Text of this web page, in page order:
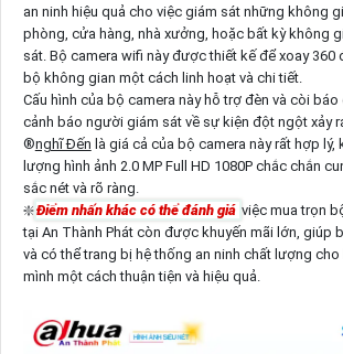
an ninh hiệu quả cho việc giám sát những không
phòng, cửa hàng, nhà xưởng, hoặc bất kỳ không
sát. Bộ camera wifi này được thiết kế để xoay 360
bộ không gian một cách linh hoạt và chi tiết.
Cấu hình của bộ camera này hỗ trợ đèn và còi
cảnh báo người giám sát về sự kiện đột ngột xảy
®️nghĩ Đến là giá cả của bộ camera này rất hợp
lượng hình ảnh 2.0 MP Full HD 1080P chắc chắn
sắc nét và rõ ràng.
❇️Điểm nhấn khác có thể đánh giá việc mua trọn
tại An Thành Phát còn được khuyến mãi lớn, giúp
và có thể trang bị hệ thống an ninh chất lượng
mình một cách thuận tiện và hiệu quả.